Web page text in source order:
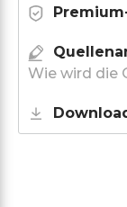
Wie wird die